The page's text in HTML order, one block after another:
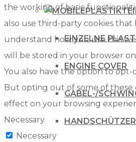
EINZELNE
ENGINE COVER
GABEL-/
HANDSCHÜTZER
the working of basic
also use third-party cookies that
understand how you use this
will be stored in your browser
You also have the option to opt-
But opting out of some of these
effect on your browsing
Necessary
Necessary